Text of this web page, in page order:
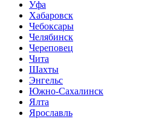
Уфа
Хабаровск
Чебоксары
Челябинск
Череповец
Чита
Шахты
Энгельс
Южно-Сахалинск
Ялта
Ярославль